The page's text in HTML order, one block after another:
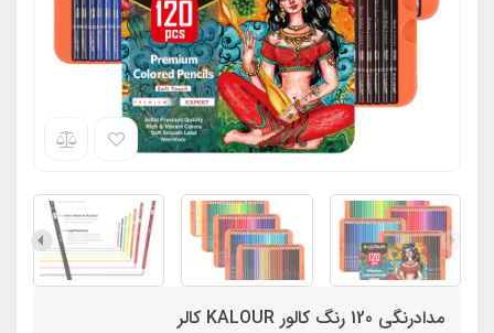
مدادرنگی 120 رنگ کالور KALOUR کالر